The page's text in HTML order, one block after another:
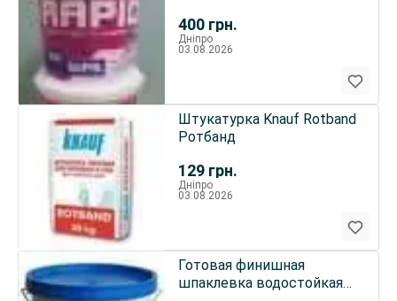
400 грн.
Дніпро
03.08.2026
129 грн.
Штукатурка Knauf Rotband
Ротбанд
Дніпро
03.08.2026
Готовая финишная
шпаклевка водостойкая